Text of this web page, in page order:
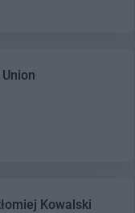
Kowalski